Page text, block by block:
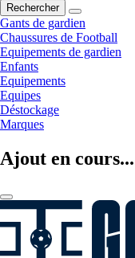
Rechercher
Gants de gardien
Chaussures de Football
Equipements de gardien
Enfants
Equipements
Equipes
Déstockage
Marques
Ajout en cours...